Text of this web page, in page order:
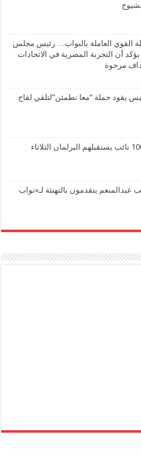
القوي العاملة بالنواب… رئيس مجلس
أن التجربة المصرية في الاتحادات
مرجوة
يقود حملة “معا نطمئن”لتلقي لقاح
ننشر أسماء أول 100 نائب يستقبلهم البرلمان الثلاثاء
عبدالمنعم يتقدمون بالتهنئة لـ«نواب